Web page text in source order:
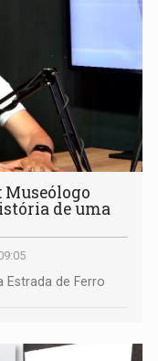
Museólogo
de uma
de Ferro